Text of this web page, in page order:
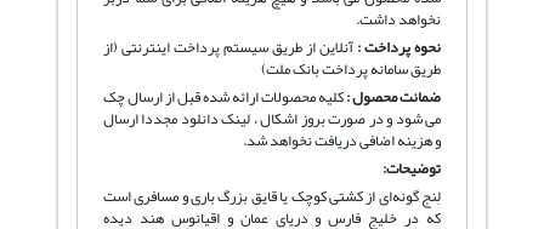
نخواهد داشت.
نحوه پرداخت :آنلاین از طریق سیستم پرداخت اینترنتی (از
طریق سامانه پرداخت بانک ملت)
ضمانت محصول :کلیه محصولات ارائه شده قبل از ارسال چک
می شود و در صورت بروز اشکال ، لینک دانلود مجددا ارسال
و هزینه اضافی دریافت نخواهد شد.
توضیحات:
لِنج گونه‌ای از کشتی کوچک یا قایق بزرگ باری و مسافری است
که در خلیج فارس و دریای عمان و اقیانوس هند دیده